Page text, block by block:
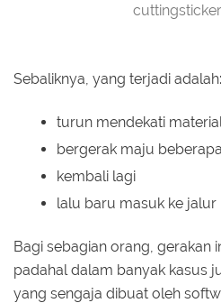
Sebaliknya, yang terjadi adalah:
turun mendekati material
bergerak maju
kembali lagi
lalu baru masuk ke
Bagi sebagian orang, gerakan
padahal dalam banyak kasus
yang sengaja dibuat oleh